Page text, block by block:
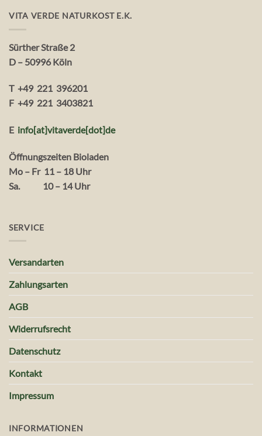
VITA VERDE NATURKOST E.K.
Sürther Straße 2
D – 50996 Köln
T +49 221 396201
F +49 221 3403821
E info[at]vitaverde[dot]de
Öffnungszeiten Bioladen
Mo – Fr 11 – 18 Uhr
Sa. 10 – 14 Uhr
SERVICE
Versandarten
Zahlungsarten
AGB
Widerrufsrecht
Datenschutz
Kontakt
Impressum
INFORMATIONEN